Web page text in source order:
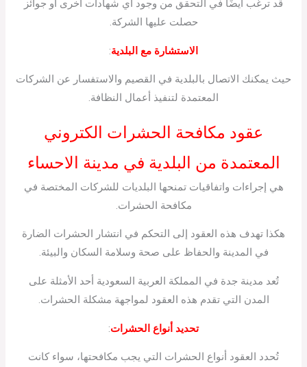
قد ترغب أيضًا في التحقق من وجود أي شهادات أخرى أو جوائز
حصلت عليها الشركة.
الاستشارة مع البلدية:
حيث يمكنك الاتصال بالبلدية في القصيم والاستفسار عن الشركات
المعتمدة لتنفيذ أعمال النظافة.
عقود مكافحة الحشرات الكتروني
المعتمدة من البلدية في مدينة الاحساء
هي إجراءات واتفاقيات تمنحها البلديات للشركات المختصة في
مكافحة الحشرات.
هكذا تهدف هذه العقود إلى التحكم في انتشار الحشرات الضارة
في المدينة والحفاظ على صحة وسلامة السكان والبيئة.
تُعد مدينة جدة في المملكة العربية السعودية أحد الأمثلة على
المدن التي تقدم هذه العقود لمواجهة مشكلة الحشرات.
تحديد أنواع الحشرات:
تُحدد العقود أنواع الحشرات التي يجب مكافحتها، سواء كانت